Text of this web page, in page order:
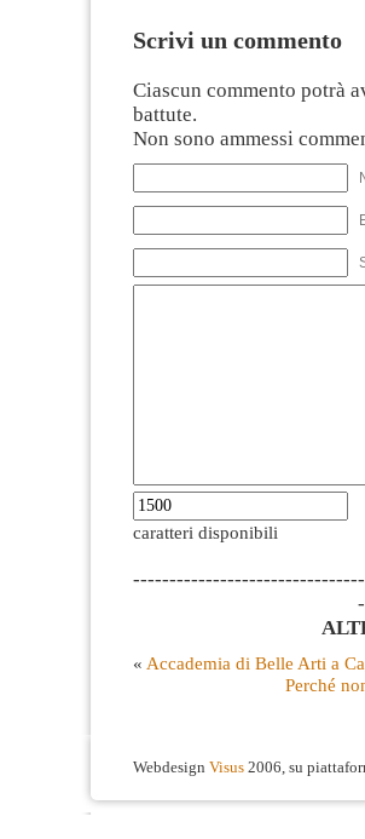
Scrivi un commento
Ciascun commento potrà
battute.
Non sono ammessi
caratteri disponibili
« Accademia di Belle Arti a
Perché
Webdesign Visus 2006, su